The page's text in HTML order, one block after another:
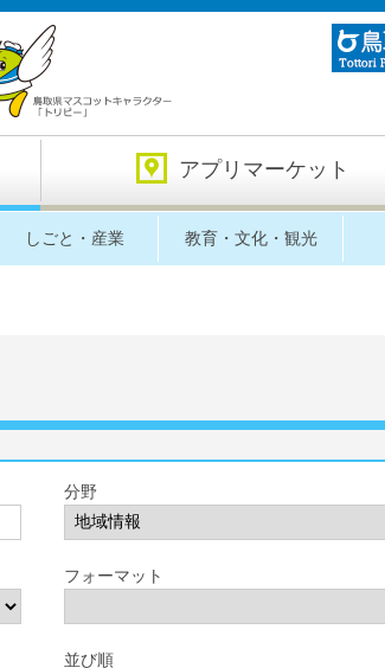
アプリマーケット
しごと・産業 教育・文化・観光
分野
フォーマット
並び順